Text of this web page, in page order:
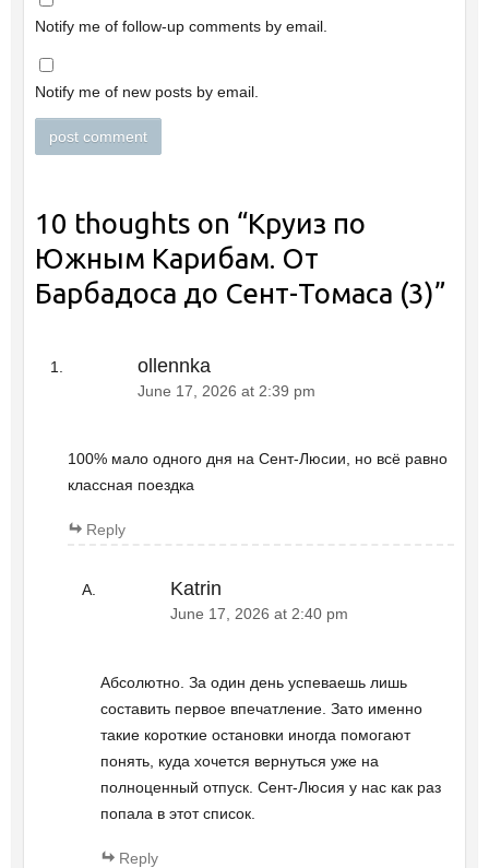
Notify me of follow-up comments by email.
Notify me of new posts by email.
10 thoughts on “Круиз по
Южным Карибам. От
Барбадоса до Сент-Томаса (3)”
ollennka
June 17, 2026 at 2:39 pm
100% мало одного дня на Сент-Люсии, но всё равно
классная поездка
Reply
Katrin
June 17, 2026 at 2:40 pm
Абсолютно. За один день успеваешь лишь
составить первое впечатление. Зато именно
такие короткие остановки иногда помогают
понять, куда хочется вернуться уже на
полноценный отпуск. Сент-Люсия у нас как раз
попала в этот список.
Reply